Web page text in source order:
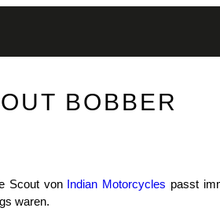
BOBBER
Scout von Indian Motorcycles passt
waren.